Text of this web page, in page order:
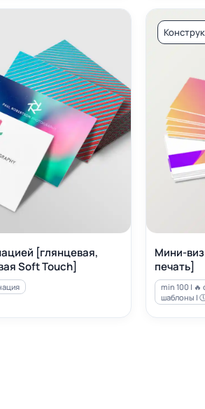
[глянцевая,
Soft Touch]
Мини-
печать]
min 100 | 🔥
шаблоны |